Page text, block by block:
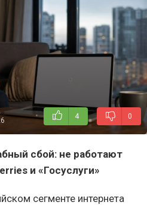
4 0
сбой: не работают
и «Госуслуги»
сегменте интернета